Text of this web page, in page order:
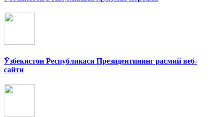
Ўзбекистон Республикаси Президентининг расмий веб-
сайти